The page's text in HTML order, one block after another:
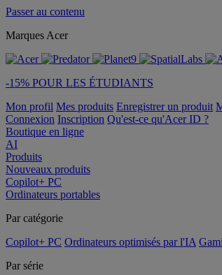
Passer au contenu
Marques Acer
-15% POUR LES ÉTUDIANTS
Mon profil Mes produits Enregistrer un produit
Connexion Inscription Qu'est-ce qu'Acer ID ?
Boutique en ligne
AI
Produits
Nouveaux produits
Copilot+ PC
Ordinateurs portables
Par catégorie
Copilot+ PC Ordinateurs optimisés par l'IA
Par série